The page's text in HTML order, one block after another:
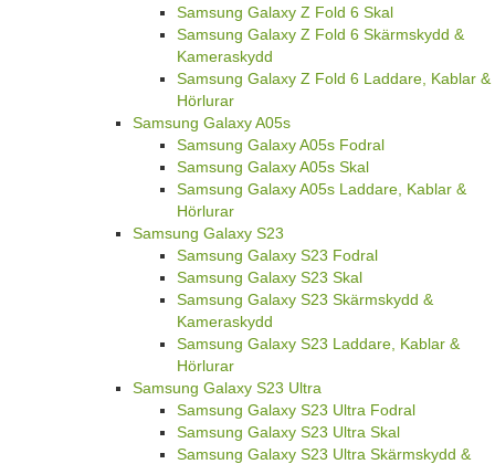
Samsung Galaxy Z Fold 6 Skal
Samsung Galaxy Z Fold 6 Skärmskydd &
Kameraskydd
Samsung Galaxy Z Fold 6 Laddare, Kablar &
Hörlurar
Samsung Galaxy A05s
Samsung Galaxy A05s Fodral
Samsung Galaxy A05s Skal
Samsung Galaxy A05s Laddare, Kablar &
Hörlurar
Samsung Galaxy S23
Samsung Galaxy S23 Fodral
Samsung Galaxy S23 Skal
Samsung Galaxy S23 Skärmskydd &
Kameraskydd
Samsung Galaxy S23 Laddare, Kablar &
Hörlurar
Samsung Galaxy S23 Ultra
Samsung Galaxy S23 Ultra Fodral
Samsung Galaxy S23 Ultra Skal
Samsung Galaxy S23 Ultra Skärmskydd &